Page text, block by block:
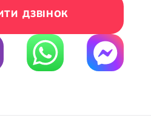
ДЗВІНОК